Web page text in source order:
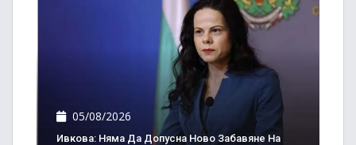
05/08/2026
Ивкова: Няма Да Допусна Ново Забавяне На